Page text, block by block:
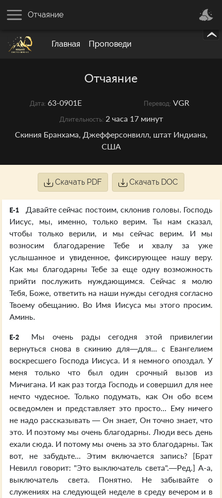
Главная Проповеди
Отчаяние
Отчаяние
Дата: 63-0901E Перевод: VGR
Длительность: 2 часа 17 минут
Скиния Бранхама, Джефферсонвилл, штат Индиана,
США
Скачать PDF Скачать DOC
E-1
Давайте сейчас постоим, склонив головы. Господь
Иисус, мы, именно, только верим. Ты нам сказал,
чтобы только верили, и мы сейчас верим. И мы
возносим благодарение Тебе и хвалу за уже
услышанное и увиденное, фиксирующее нашу веру.
Как мы благодарны Тебе за еще одну возможность
прийти послужить нуждающимся. Сейчас я молю
Тебя, Боже, ответить на наши нужды сегодня согласно
Твоему обещанию. Во Имя Иисуса мы этого просим.
Аминь.
E-2
Мы очень рады сегодня этой привилегии
вернуться снова в скинию для—для... с Евангелием
воскресшего Господа Иисуса. И я немного опоздал. У
меня только что был один срочный вызов из
Мичигана. И как раз тогда Господь и совершил для нее
нечто чудесное. Только подумать, как Он обо всем
осведомлен и представляет это просто... Ему ничего
не надо рассказывать — Он знает, Он точно знает, что
это. И поэтому мы очень благодарны. Люди весь день
ехали сюда. И потому мы очень за это благодарны. Так
вот, не забудьте... Этим включается запись? [Брат
Невилл говорит: "Это выключатель света".—Ред.] А-а,
выключатель света. Понятно. Не забывайте о
служениях на следующей неделе в среду вечером и в